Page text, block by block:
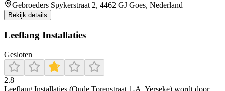
Gebroeders Spykerstraat 2, 4462 GJ Goes, Nederland
Bekijk details
Leeflang Installaties
Gesloten
2.8
Leeflang Installaties (Oude Torenstraat 1-A, Yerseke) wordt door